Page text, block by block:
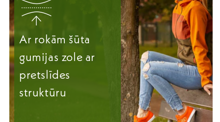
Ar rokām šūta
gumijas zole ar
pretslīdes
struktūru